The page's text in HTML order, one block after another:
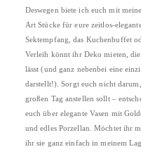
Deswegen biete ich euch mit
Art Stücke für eure zeitlos-
Sektempfang, das Kuchenbuffet
Verleih könnt ihr Deko mieten,
lässt (und ganz nebenbei eine
darstellt!). Sorgt euch nicht
großen Tag anstellen sollt –
euch über elegante Vasen mit
und edles Porzellan. Möchtet ihr
ihr sie ganz einfach in meinem